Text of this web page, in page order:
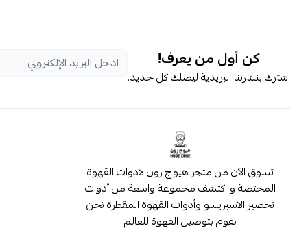
كن أول من يعرف!
اشترك بنشرتنا البريدية ليصلك كل جديد.
تسوق الآن من متجر هيوج زون لادوات القهوة
المختصة و اكتشف مجموعة واسعة من أدوات
تحضير الاسبريسو وأدوات القهوة المقطرة نحن
نقوم بتوصيل القهوة للعالم